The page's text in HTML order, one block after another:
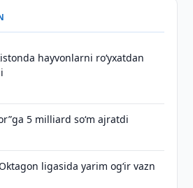
hayvonlarni ro‘yxatdan
5 milliard so‘m ajratdi
ligasida yarim og‘ir vazn